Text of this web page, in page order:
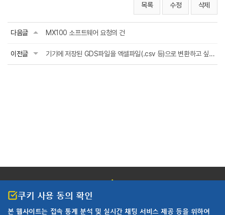
목록 수정 삭제
다음글 MX100 소프트웨어 요청의 건
이전글 기기에 저장된 GDS파일을 엑셀파일(.csv 등)으로 변환하고 싶습니다.
쿠키 사용 동의 확인
본 웹사이트는 접속 통계 분석 및 실시간 채팅 서비스 제공 등을 위하여